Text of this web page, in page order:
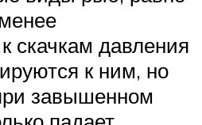
скачкам давления
к ним, но
завышенном